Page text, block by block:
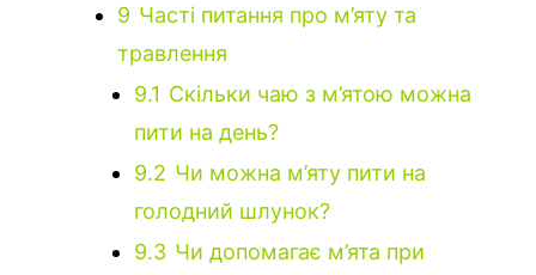
9 Часті питання про м’яту та
травлення
9.1 Скільки чаю з м’ятою можна
пити на день?
9.2 Чи можна м’яту пити на
голодний шлунок?
9.3 Чи допомагає м’ята при